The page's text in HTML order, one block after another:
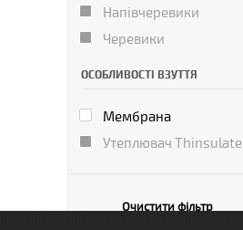
Напівчеревики
Черевики
ОСОБЛИВОСТІ ВЗУТТЯ
Мембрана
Утеплювач Thinsulate
Очистити фільтр